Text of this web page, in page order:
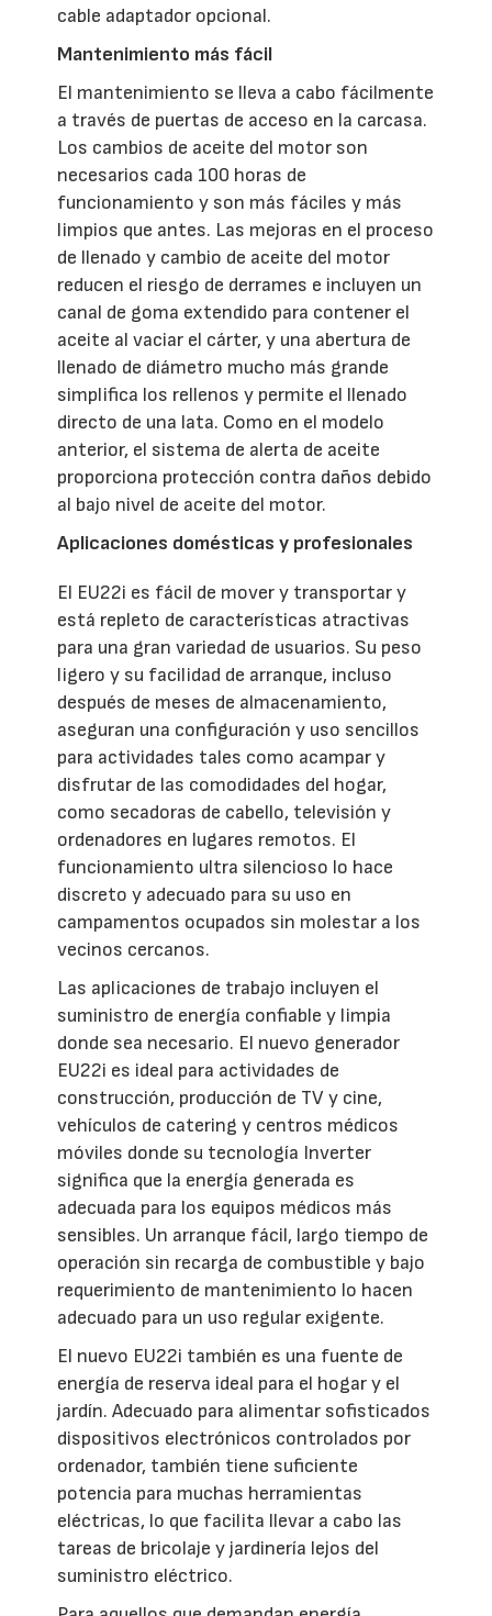
cable adaptador opcional.
Mantenimiento más fácil
El mantenimiento se lleva a cabo fácilmente
a través de puertas de acceso en la carcasa.
Los cambios de aceite del motor son
necesarios cada 100 horas de
funcionamiento y son más fáciles y más
limpios que antes. Las mejoras en el proceso
de llenado y cambio de aceite del motor
reducen el riesgo de derrames e incluyen un
canal de goma extendido para contener el
aceite al vaciar el cárter, y una abertura de
llenado de diámetro mucho más grande
simplifica los rellenos y permite el llenado
directo de una lata. Como en el modelo
anterior, el sistema de alerta de aceite
proporciona protección contra daños debido
al bajo nivel de aceite del motor.
Aplicaciones domésticas y profesionales
El EU22i es fácil de mover y transportar y
está repleto de características atractivas
para una gran variedad de usuarios. Su peso
ligero y su facilidad de arranque, incluso
después de meses de almacenamiento,
aseguran una configuración y uso sencillos
para actividades tales como acampar y
disfrutar de las comodidades del hogar,
como secadoras de cabello, televisión y
ordenadores en lugares remotos. El
funcionamiento ultra silencioso lo hace
discreto y adecuado para su uso en
campamentos ocupados sin molestar a los
vecinos cercanos.
Las aplicaciones de trabajo incluyen el
suministro de energía confiable y limpia
donde sea necesario. El nuevo generador
EU22i es ideal para actividades de
construcción, producción de TV y cine,
vehículos de catering y centros médicos
móviles donde su tecnología Inverter
significa que la energía generada es
adecuada para los equipos médicos más
sensibles. Un arranque fácil, largo tiempo de
operación sin recarga de combustible y bajo
requerimiento de mantenimiento lo hacen
adecuado para un uso regular exigente.
El nuevo EU22i también es una fuente de
energía de reserva ideal para el hogar y el
jardín. Adecuado para alimentar sofisticados
dispositivos electrónicos controlados por
ordenador, también tiene suficiente
potencia para muchas herramientas
eléctricas, lo que facilita llevar a cabo las
tareas de bricolaje y jardinería lejos del
suministro eléctrico.